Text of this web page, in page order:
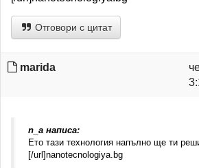
Отговори с цитат
marida
n_a написа:
Ето тази технология напълно ще ти
[/url]nanotecnologiya.bg